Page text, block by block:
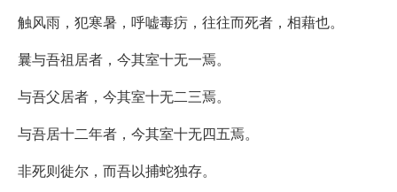
触风雨，犯寒暑，呼嘘毒疠，往往而死者，相藉也。
曩与吾祖居者，今其室十无一焉。
与吾父居者，今其室十无二三焉。
与吾居十二年者，今其室十无四五焉。
非死则徙尔，而吾以捕蛇独存。